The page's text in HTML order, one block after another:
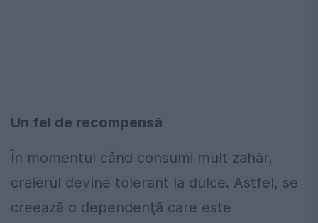
Un fel de recompensă
În momentul când consumi mult zahăr,
creierul devine tolerant la dulce. Astfel, se
creează o dependenţă care este